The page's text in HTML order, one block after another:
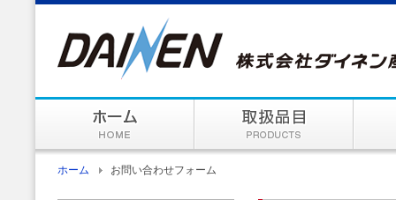
ホーム お問い合わせフォーム